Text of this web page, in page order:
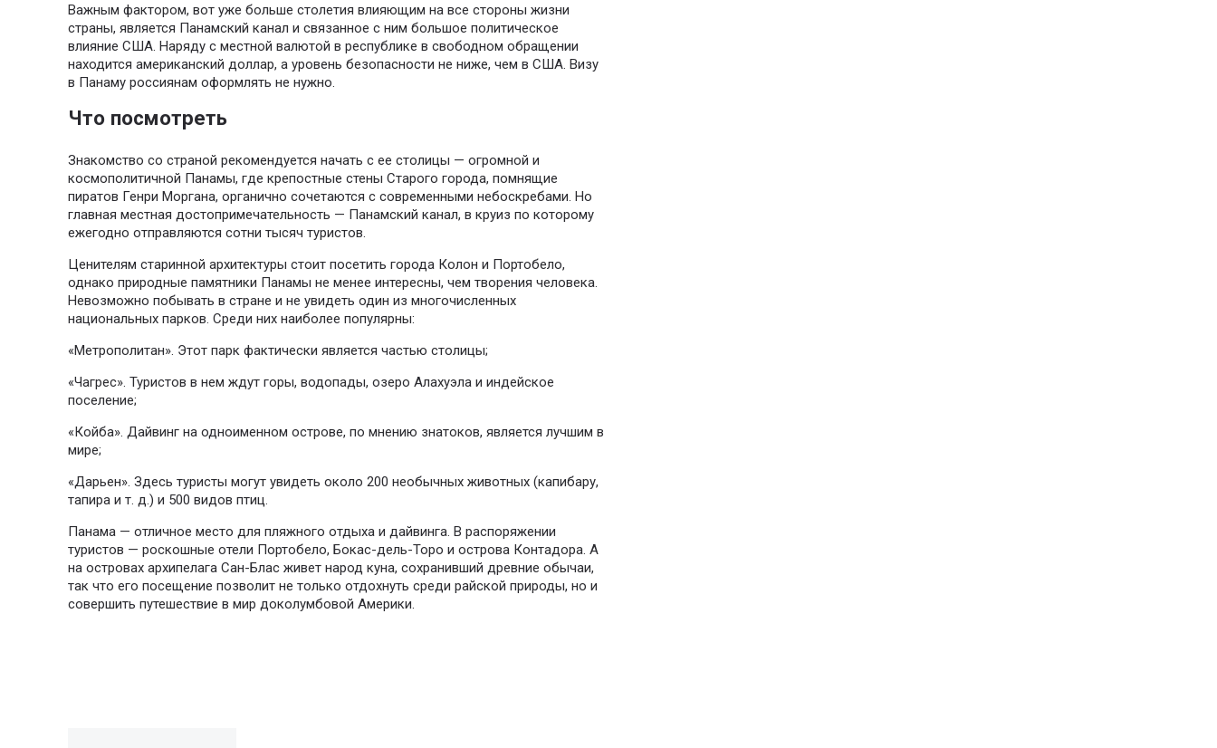
Важным фактором, вот уже больше столетия влияющим на все стороны жизни
страны, является Панамский канал и связанное с ним большое политическое
влияние США. Наряду с местной валютой в республике в свободном обращении
находится американский доллар, а уровень безопасности не ниже, чем в США. Визу
в Панаму россиянам оформлять не нужно.
Что посмотреть
Знакомство со страной рекомендуется начать с ее столицы — огромной и
космополитичной Панамы, где крепостные стены Старого города, помнящие
пиратов Генри Моргана, органично сочетаются с современными небоскребами. Но
главная местная достопримечательность — Панамский канал, в круиз по которому
ежегодно отправляются сотни тысяч туристов.
Ценителям старинной архитектуры стоит посетить города Колон и Портобело,
однако природные памятники Панамы не менее интересны, чем творения человека.
Невозможно побывать в стране и не увидеть один из многочисленных
национальных парков. Среди них наиболее популярны:
«Метрополитан». Этот парк фактически является частью столицы;
«Чагрес». Туристов в нем ждут горы, водопады, озеро Алахуэла и индейское
поселение;
«Койба». Дайвинг на одноименном острове, по мнению знатоков, является лучшим в
мире;
«Дарьен». Здесь туристы могут увидеть около 200 необычных животных (капибару,
тапира и т. д.) и 500 видов птиц.
Панама — отличное место для пляжного отдыха и дайвинга. В распоряжении
туристов — роскошные отели Портобело, Бокас-дель-Торо и острова Контадора. А
на островах архипелага Сан-Блас живет народ куна, сохранивший древние обычаи,
так что его посещение позволит не только отдохнуть среди райской природы, но и
совершить путешествие в мир доколумбовой Америки.